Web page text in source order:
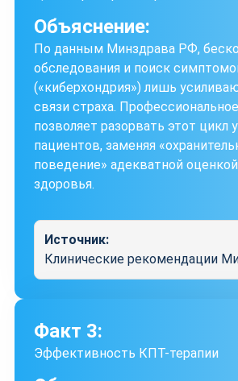
Объяснение:
По данным Минздрава РФ,
обследования и поиск
(«киберхондрия») лишь
связи страха.
позволяет разорвать этот цикл
пациентов, заменяя
поведение» адекватной
здоровья.
Источник:
Клинические рекомендации
Факт 3:
Эффективность КПТ-терапии